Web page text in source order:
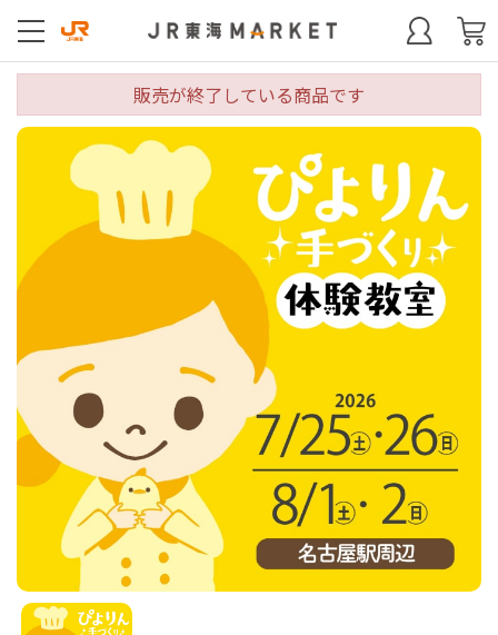
販売が終了している商品です